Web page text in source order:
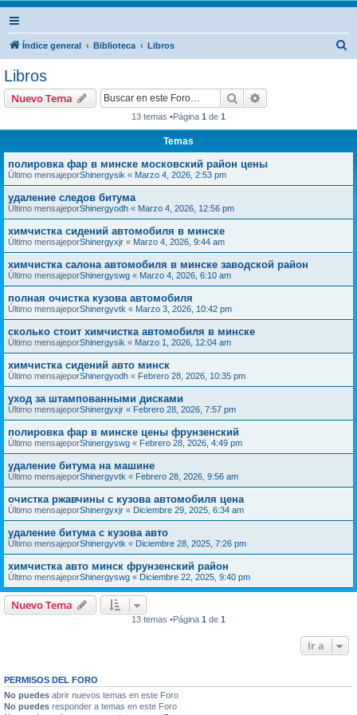
Índice general Biblioteca Libros
Libros
Nuevo Tema Buscar
13 temas •Página 1 de 1
Temas
полировка фар в минске московский район цены
Último mensajeporShinergysik « Marzo 4, 2026, 2:53 pm
удаление следов битума
Último mensajeporShinergyodh « Marzo 4, 2026, 12:56 pm
химчистка сидений автомобиля в минске
Último mensajeporShinergyxjr « Marzo 4, 2026, 9:44 am
химчистка салона автомобиля в минске заводской район
Último mensajeporShinergyswg « Marzo 4, 2026, 6:10 am
полная очистка кузова автомобиля
Último mensajeporShinergyvtk « Marzo 3, 2026, 10:42 pm
сколько стоит химчистка автомобиля в минске
Último mensajeporShinergysik « Marzo 1, 2026, 12:04 am
химчистка сидений авто минск
Último mensajeporShinergyodh « Febrero 28, 2026, 10:35 pm
уход за штампованными дисками
Último mensajeporShinergyxjr « Febrero 28, 2026, 7:57 pm
полировка фар в минске цены фрунзенский
Último mensajeporShinergyswg « Febrero 28, 2026, 4:49 pm
удаление битума на машине
Último mensajeporShinergyvtk « Febrero 28, 2026, 9:56 am
очистка ржавчины с кузова автомобиля цена
Último mensajeporShinergyxjr « Diciembre 29, 2025, 6:34 am
удаление битума с кузова авто
Último mensajeporShinergyvtk « Diciembre 28, 2025, 7:26 pm
химчистка авто минск фрунзенский район
Último mensajeporShinergyswg « Diciembre 22, 2025, 9:40 pm
Nuevo Tema
13 temas •Página 1 de 1
Ir a
PERMISOS DEL FORO
No puedes abrir nuevos temas en este Foro
No puedes responder a temas en este Foro